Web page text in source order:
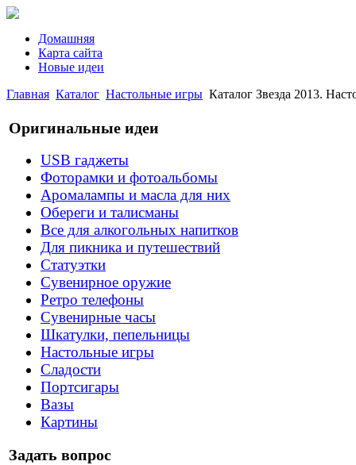
Домашняя
Карта сайта
Новые идеи
Главная Каталог Настольные игры Каталог Звезда 2013.
Оригинальные идеи
USB гаджеты
Фоторамки и фотоальбомы
Аромалампы и масла для них
Обереги и талисманы
Все для алкогольных напитков
Для пикника и путешествий
Статуэтки
Сувенирное оружие
Ретро телефоны
Сувенирные часы
Шкатулки, пепельницы
Настольные игры
Сладости
Портсигары
Вазы
Картины
Задать вопрос